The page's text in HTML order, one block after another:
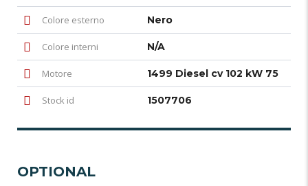
Colore esterno Nero
Colore interni N/A
Motore 1499 Diesel cv 102 kW 75
Stock id 1507706
OPTIONAL